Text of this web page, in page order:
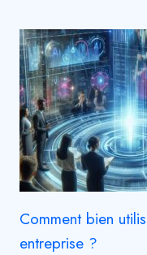
Comment bien
entreprise ?